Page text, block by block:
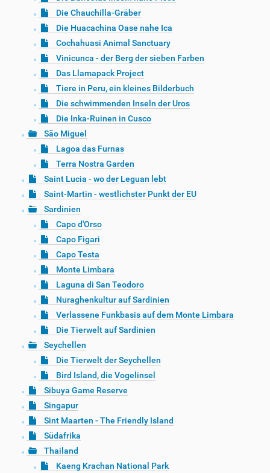
Die Chauchilla-Gräber
Die Huacachina Oase nahe Ica
Cochahuasi Animal Sanctuary
Vinicunca - der Berg der sieben Farben
Das Llamapack Project
Tiere in Peru, ein kleines Bilderbuch
Die schwimmenden Inseln der Uros
Die Inka-Ruinen in Cusco
São Miguel
Lagoa das Furnas
Terra Nostra Garden
Saint Lucia - wo der Leguan lebt
Saint-Martin - westlichster Punkt der EU
Sardinien
Capo d'Orso
Capo Figari
Capo Testa
Monte Limbara
Laguna di San Teodoro
Nuraghenkultur auf Sardinien
Verlassene Funkbasis auf dem Monte Limbara
Die Tierwelt auf Sardinien
Seychellen
Die Tierwelt der Seychellen
Bird Island, die Vogelinsel
Sibuya Game Reserve
Singapur
Sint Maarten - The Friendly Island
Südafrika
Thailand
Kaeng Krachan National Park